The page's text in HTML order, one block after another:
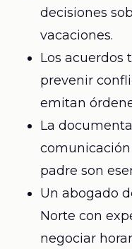
decisiones
vacaciones.
Los acuerdos
prevenir
emitan
La
padre son
Un abogado
Norte con
negociar